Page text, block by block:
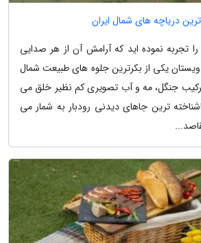
دریاچه های شمال ایران
را تجربه نموده اید که آرامش آن از هر صدایی
یکی از بکرترین جلوه های طبیعت شمال
جنگل، مه و آب تصویری کم نظیر خلق می
ترین جاهای دیدنی رودبار به شمار می